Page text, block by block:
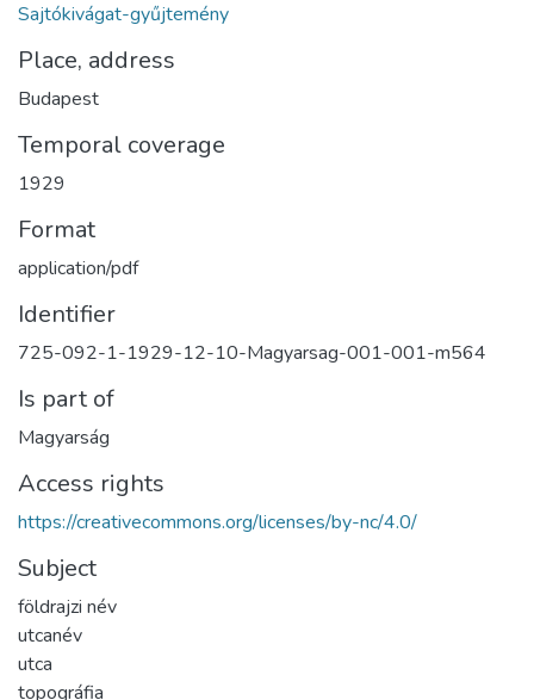
Sajtókivágat-gyűjtemény
Place, address
Budapest
Temporal coverage
1929
Format
application/pdf
Identifier
725-092-1-1929-12-10-Magyarsag-001-001-m564
Is part of
Magyarság
Access rights
https://creativecommons.org/licenses/by-nc/4.0/
Subject
földrajzi név
utcanév
utca
topográfia